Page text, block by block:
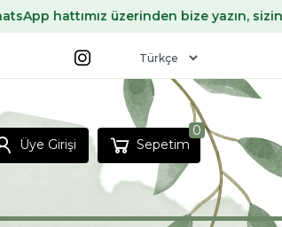
üzerinden bize yazın, sizin için temin
Üye Girişi Sepetim
0